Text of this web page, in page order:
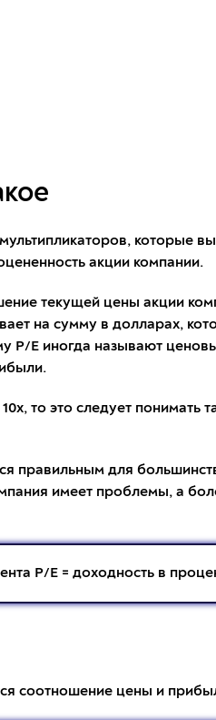
которые
акции компании.
текущей цены акции
на сумму в долларах,
P/E иногда называют
то это следует понимать
правильным для
имеет проблемы, а
P/E = доходность в
соотношение цены и